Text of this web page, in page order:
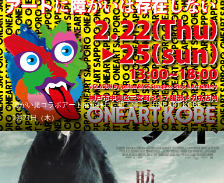
障がい児コラボアート展が神戸に初上陸！「ONEART KOBE」
2月21日（木）...